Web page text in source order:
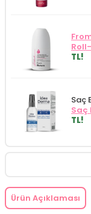
TL!
Saç
Saç
TL!
Ürün Açıklaması